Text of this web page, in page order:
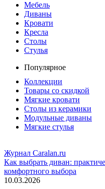
Мебель
Диваны
Кровати
Кресла
Столы
Стулья
Популярное
Коллекции
Товары со скидкой
Мягкие кровати
Столы из керамики
Модульные диваны
Мягкие стулья
Журнал Caralan.ru
Как выбрать диван:
комфортного выбора
10.03.2026